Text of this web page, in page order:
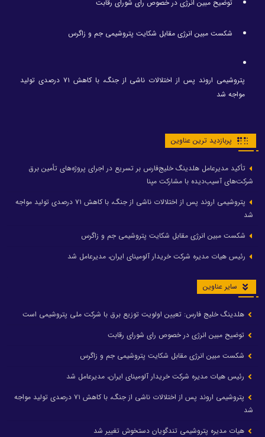
توضیح مبین انرژی در خصوص رای شورای رقابت
شکست مبین انرژی مقابل شکایت پتروشیمی جم و زاگرس
پتروشیمی اروند پس از اختلالات ناشی از جنگ، با کاهش ۷۱ درصدی تولید
مواجه شد
پربازدید ترین عناوین
تأکید مدیرعامل هلدینگ خلیج‌فارس بر تسریع در اجرای پروژه‌های تأمین برق
شرکت‌های آسیب‌دیده با مشارکت مپنا
پتروشیمی اروند پس از اختلالات ناشی از جنگ، با کاهش ۷۱ درصدی تولید مواجه
شد
شکست مبین انرژی مقابل شکایت پتروشیمی جم و زاگرس
رئیس هیات مدیره شرکت خریدار آلومینای ایران، مدیرعامل شد
سایر عناوین
هلدینگ خلیج فارس: تعیین اولویت توزیع برق با شرکت ملی پتروشیمی است
توضیح مبین انرژی در خصوص رای شورای رقابت
شکست مبین انرژی مقابل شکایت پتروشیمی جم و زاگرس
رئیس هیات مدیره شرکت خریدار آلومینای ایران، مدیرعامل شد
پتروشیمی اروند پس از اختلالات ناشی از جنگ، با کاهش ۷۱ درصدی تولید مواجه
شد
هیات مدیره پتروشیمی تندگویان دستخوش تغییر شد